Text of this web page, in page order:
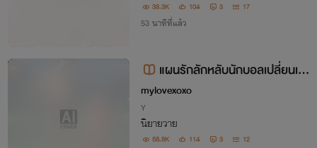
38.3K 104 3 17
53 นาทีที่แล้ว
แผนรักลักหลับนักบอลเปลี่ยนเขา
เป็นทาสกาม E-Bookจบแล้ว
mylovexoxo
Y
นิยายวาย
58.8K 114 3 12